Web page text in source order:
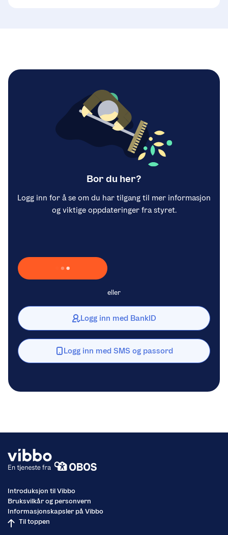
Bor du her?
Logg inn for å se om du har tilgang til mer informasjon
og viktige oppdateringer fra styret.
Laster inn Vipps …
eller
Logg inn med BankID
Logg inn med SMS og passord
Introduksjon til Vibbo
Bruksvilkår og personvern
Informasjonskapsler på Vibbo
Til toppen